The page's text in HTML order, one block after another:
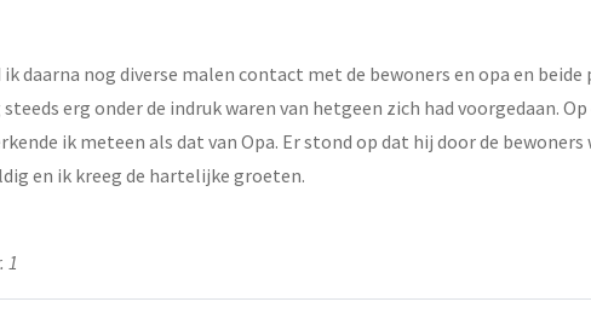
daarna nog diverse malen contact met de bewoners en opa en
erg onder de indruk waren van hetgeen zich had voorgedaan.
ik meteen als dat van Opa. Er stond op dat hij door de
en ik kreeg de hartelijke groeten.
1